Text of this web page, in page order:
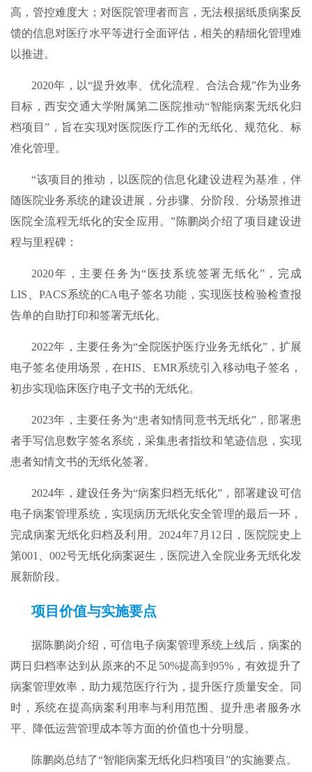
高，管控难度大；对医院管理者而言，无法根据纸质病案反
馈的信息对医疗水平等进行全面评估，相关的精细化管理难
以推进。
2020年，以“提升效率、优化流程、合法合规”作为业务
目标，西安交通大学附属第二医院推动“智能病案无纸化归
档项目”，旨在实现对医院医疗工作的无纸化、规范化、标
准化管理。
“该项目的推动，以医院的信息化建设进程为基准，伴
随医院业务系统的建设进展，分步骤、分阶段、分场景推进
医院全流程无纸化的安全应用。”陈鹏岗介绍了项目建设进
程与里程碑：
2020年，主要任务为“医技系统签署无纸化”，完成
LIS、PACS系统的CA电子签名功能，实现医技检验检查报
告单的自助打印和签署无纸化。
2022年，主要任务为“全院医护医疗业务无纸化”，扩展
电子签名使用场景，在HIS、EMR系统引入移动电子签名，
初步实现临床医疗电子文书的无纸化。
2023年，主要任务为“患者知情同意书无纸化”，部署患
者手写信息数字签名系统，采集患者指纹和笔迹信息，实现
患者知情文书的无纸化签署。
2024年，建设任务为“病案归档无纸化”，部署建设可信
电子病案管理系统，实现病历无纸化安全管理的最后一环，
完成病案无纸化归档及利用。2024年7月12日，医院院史上
第001、002号无纸化病案诞生，医院进入全院业务无纸化发
展新阶段。
项目价值与实施要点
据陈鹏岗介绍，可信电子病案管理系统上线后，病案的
两日归档率达到从原来的不足50%提高到95%，有效提升了
病案管理效率，助力规范医疗行为，提升医疗质量安全。同
时，系统在提高病案利用率与利用范围、提升患者服务水
平、降低运营管理成本等方面的价值也十分明显。
陈鹏岗总结了“智能病案无纸化归档项目”的实施要点。